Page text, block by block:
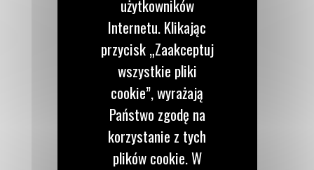
użytkowników
Internetu. Klikając
przycisk „Zaakceptuj
wszystkie pliki
cookie”, wyrażają
Państwo zgodę na
korzystanie z tych
plików cookie. W